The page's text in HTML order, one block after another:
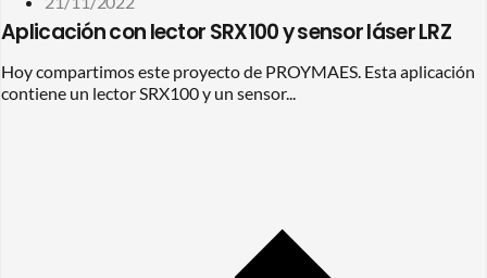
Aplicación con lector SRX100 y sensor láser LRZ
Hoy compartimos este proyecto de PROYMAES. Esta aplicación
contiene un lector SRX100 y un sensor...